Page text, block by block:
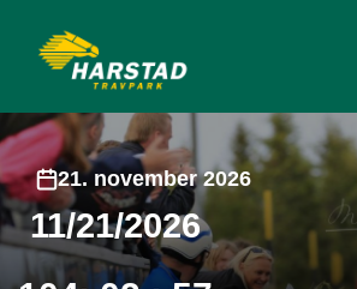
21. november 2026
11/21/2026